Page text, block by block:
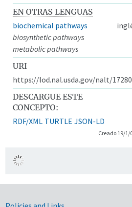
EN OTRAS LENGUAS
biochemical pathways
biosynthetic pathways
metabolic pathways
URI
https://lod.nal.usda.gov/nalt/17280
DESCARGUE ESTE
CONCEPTO:
RDF/XML TURTLE JSON-LD
Creado 19/